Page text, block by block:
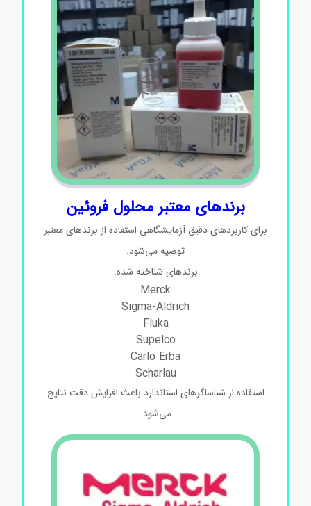
برندهای معتبر محلول فروئین
برای کاربردهای دقیق آزمایشگاهی استفاده از برندهای معتبر
توصیه می‌شود.
برندهای شناخته شده:
Merck
Sigma-Aldrich
Fluka
Supelco
Carlo Erba
Scharlau
استفاده از شناساگرهای استاندارد باعث افزایش دقت نتایج
می‌شود.